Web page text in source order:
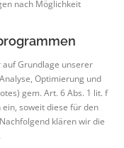
nach Möglichkeit
Grundlage unserer
Optimierung und
gem. Art. 6 Abs. 1 lit. f
soweit diese für den
klären wir die